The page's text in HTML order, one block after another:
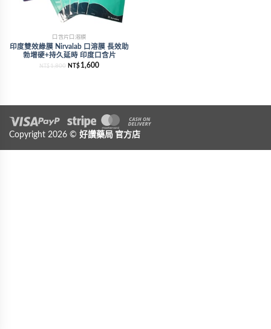
口含片口溶膜
印度雙效綠膜 Nirvalab 口溶膜 長效助
勃增硬+持久延時 印度口含片
NT$1,800 NT$ 1,600
Visa PayPalStripe MasterCardCash On Delivery
Copyright 2026 © 好讚藥局 官方店